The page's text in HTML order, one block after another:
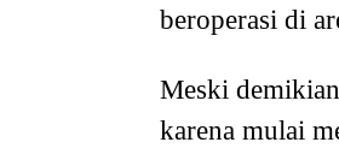
beroperasi di
Meski
karena mulai